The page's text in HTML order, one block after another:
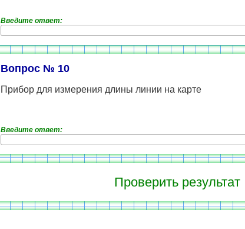
Введите ответ:
Вопрос № 10
Прибор для измерения длины линии на карте
Введите ответ: